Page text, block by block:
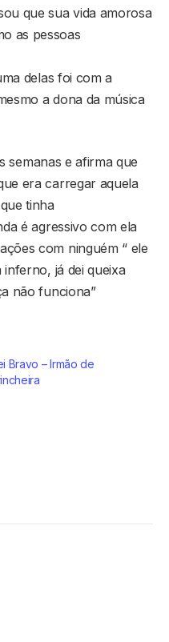
que sua vida amorosa
as pessoas
delas foi com a
a dona da música
semanas e afirma que
era carregar aquela
tinha
é agressivo com ela
com ninguém “ ele
já dei queixa
não funciona”
Bravo – Irmão de